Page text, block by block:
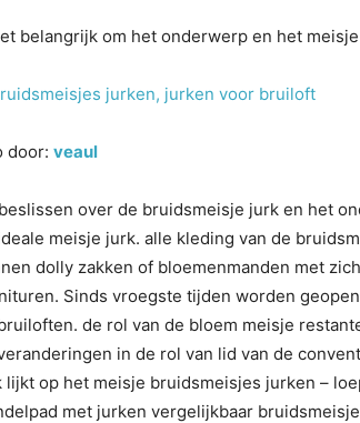
belangrijk om het onderwerp en het
door: veaul
over de bruidsmeisje jurk en het
meisje jurk. alle kleding van de
dolly zakken of bloemenmanden met
Sinds vroegste tijden worden
de rol van de bloem meisje
in de rol van lid van de
lijkt op het meisje bruidsmeisjes jurken –
met jurken vergelijkbaar